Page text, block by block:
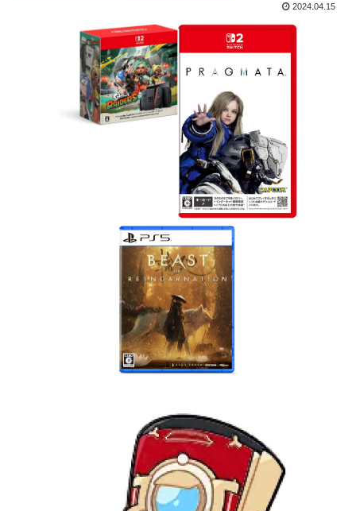
2024.04.15